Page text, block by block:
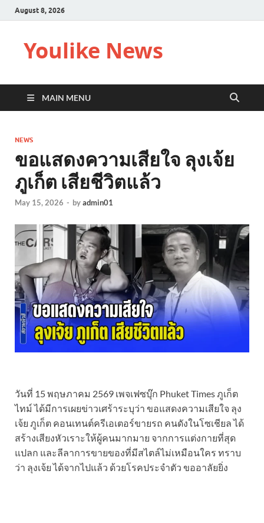
August 8, 2026
Youlike News
MAIN MENU
NEWS
ขอแสดงความเสียใจ ลุงเจ้ย
ภูเก็ต เสียชีวิตแล้ว
May 15, 2026 - byadmin01
วันที่ 15 พฤษภาคม 2569 เพจเฟซบุ๊ก Phuket Times ภูเก็ต
ไทม์ ได้มีการเผยข่าวเศร้าระบุว่า ขอแสดงความเสียใจ ลุง
เจ้ย ภูเก็ต คอนเทนต์ครีเอเตอร์ขายรถ คนดังในโซเชียล ได้
สร้างเสียงหัวเราะให้ผู้คนมากมาย จากการแต่งกายที่สุด
แปลก และลีลาการขายของที่มีสไตล์ไม่เหมือนใคร ทราบ
ว่า ลุงเจ้ย ได้จากไปแล้ว ด้วยโรคประจำตัว ขออาลัยยิ่ง